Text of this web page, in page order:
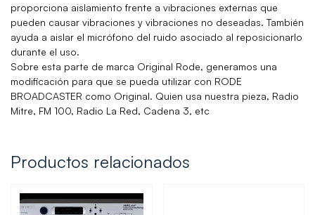
proporciona aislamiento frente a vibraciones externas que
pueden causar vibraciones y vibraciones no deseadas. También
ayuda a aislar el micrófono del ruido asociado al reposicionarlo
durante el uso.
Sobre esta parte de marca Original Rode, generamos una
modificación para que se pueda utilizar con RODE
BROADCASTER como Original. Quien usa nuestra pieza, Radio
Mitre, FM 100, Radio La Red, Cadena 3, etc
Productos relacionados